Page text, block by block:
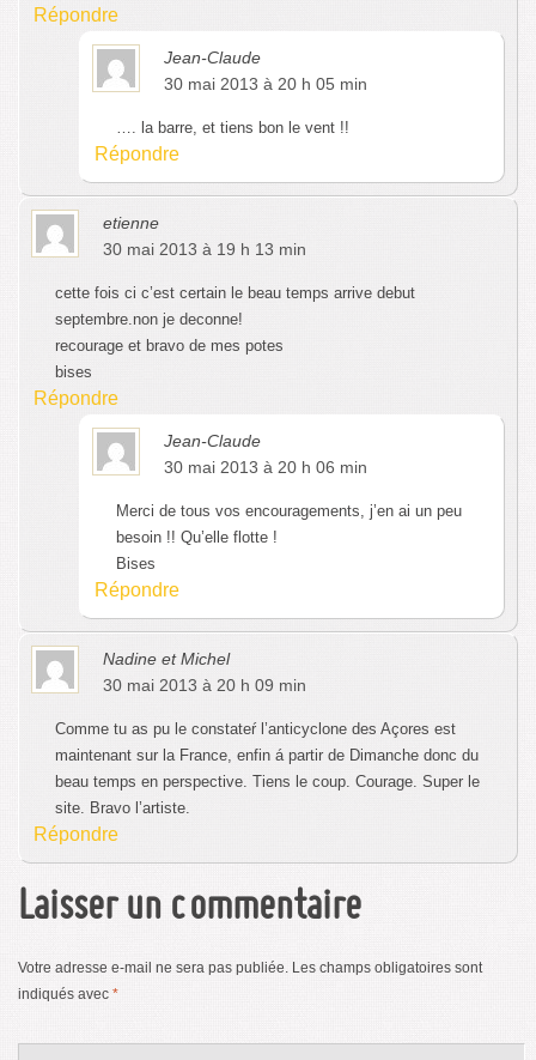
Répondre
Jean-Claude
30 mai 2013 à 20 h 05 min
…. la barre, et tiens bon le vent !!
Répondre
etienne
30 mai 2013 à 19 h 13 min
cette fois ci c’est certain le beau temps arrive debut
septembre.non je deconne!
recourage et bravo de mes potes
bises
Répondre
Jean-Claude
30 mai 2013 à 20 h 06 min
Merci de tous vos encouragements, j’en ai un peu
besoin !! Qu’elle flotte !
Bises
Répondre
Nadine et Michel
30 mai 2013 à 20 h 09 min
Comme tu as pu le constateŕ l’anticyclone des Açores est
maintenant sur la France, enfin á partir de Dimanche donc du
beau temps en perspective. Tiens le coup. Courage. Super le
site. Bravo l’artiste.
Répondre
Laisser un commentaire
Votre adresse e-mail ne sera pas publiée. Les champs obligatoires sont
indiqués avec *